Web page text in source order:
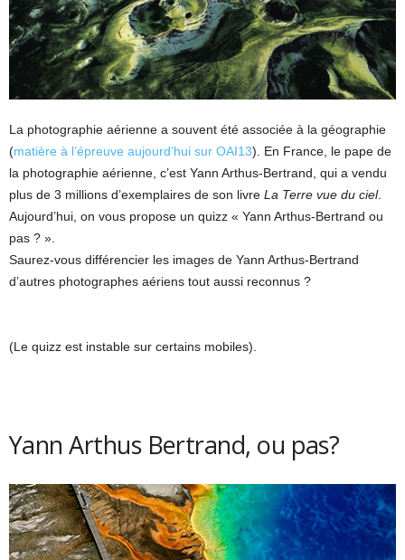
La photographie aérienne a souvent été associée à la géographie
(matière à l’épreuve aujourd’hui sur OAI13). En France, le pape de
la photographie aérienne, c’est Yann Arthus-Bertrand, qui a vendu
plus de 3 millions d’exemplaires de son livre La Terre vue du ciel.
Aujourd’hui, on vous propose un quizz « Yann Arthus-Bertrand ou
pas ? ».
Saurez-vous différencier les images de Yann Arthus-Bertrand
d’autres photographes aériens tout aussi reconnus ?
(Le quizz est instable sur certains mobiles).
Yann Arthus Bertrand, ou pas?